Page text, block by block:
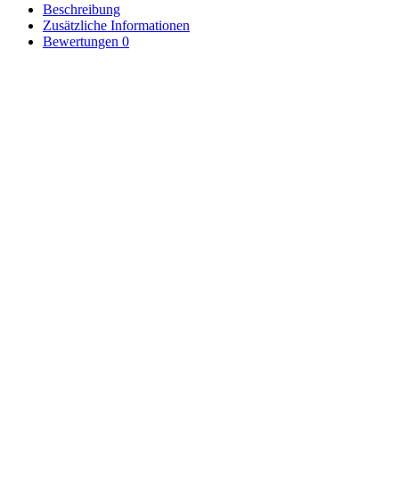
Beschreibung
Zusätzliche Informationen
Bewertungen 0